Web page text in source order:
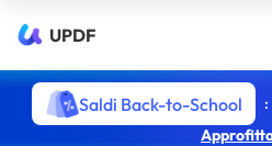
UPDF
Saldi Back-to-School